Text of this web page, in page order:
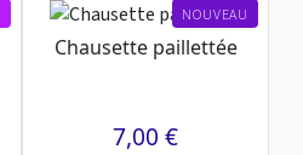
NOUVEAU
Chausette paillettée
7,00 €